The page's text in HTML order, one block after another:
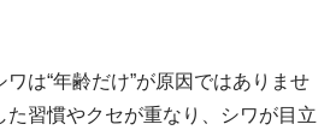
は“年齢だけ”が原因ではありませ
た習慣やクセが重なり、シワが目立